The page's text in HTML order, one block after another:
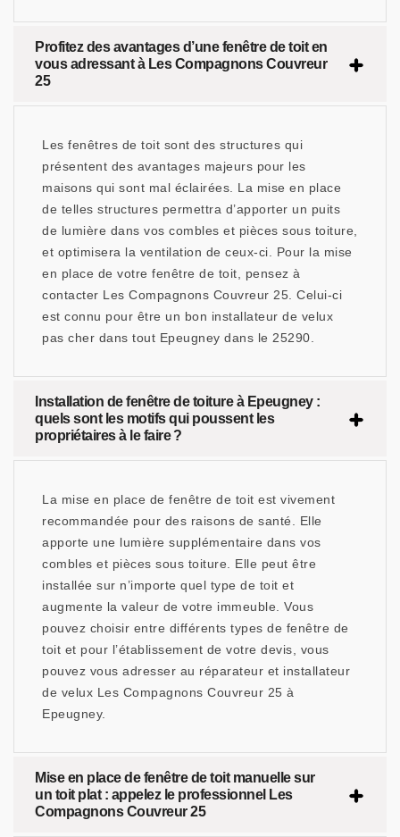
Profitez des avantages d’une fenêtre de toit en
vous adressant à Les Compagnons Couvreur
25
Les fenêtres de toit sont des structures qui
présentent des avantages majeurs pour les
maisons qui sont mal éclairées. La mise en place
de telles structures permettra d’apporter un puits
de lumière dans vos combles et pièces sous toiture,
et optimisera la ventilation de ceux-ci. Pour la mise
en place de votre fenêtre de toit, pensez à
contacter Les Compagnons Couvreur 25. Celui-ci
est connu pour être un bon installateur de velux
pas cher dans tout Epeugney dans le 25290.
Installation de fenêtre de toiture à Epeugney :
quels sont les motifs qui poussent les
propriétaires à le faire ?
La mise en place de fenêtre de toit est vivement
recommandée pour des raisons de santé. Elle
apporte une lumière supplémentaire dans vos
combles et pièces sous toiture. Elle peut être
installée sur n’importe quel type de toit et
augmente la valeur de votre immeuble. Vous
pouvez choisir entre différents types de fenêtre de
toit et pour l’établissement de votre devis, vous
pouvez vous adresser au réparateur et installateur
de velux Les Compagnons Couvreur 25 à
Epeugney.
Mise en place de fenêtre de toit manuelle sur
un toit plat : appelez le professionnel Les
Compagnons Couvreur 25